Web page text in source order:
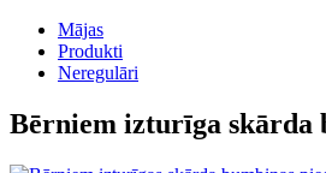
Mājas
Produkti
Neregulāri
Bērniem izturīga skārda